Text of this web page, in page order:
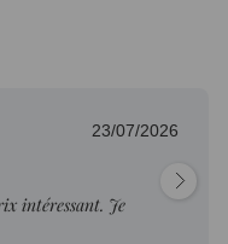
23/07/2026
intéressant. Je